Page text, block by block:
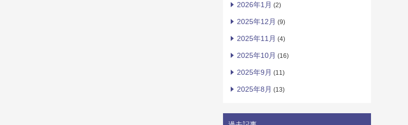
2026年1月 (2)
2025年12月 (9)
2025年11月 (4)
2025年10月 (16)
2025年9月 (11)
2025年8月 (13)